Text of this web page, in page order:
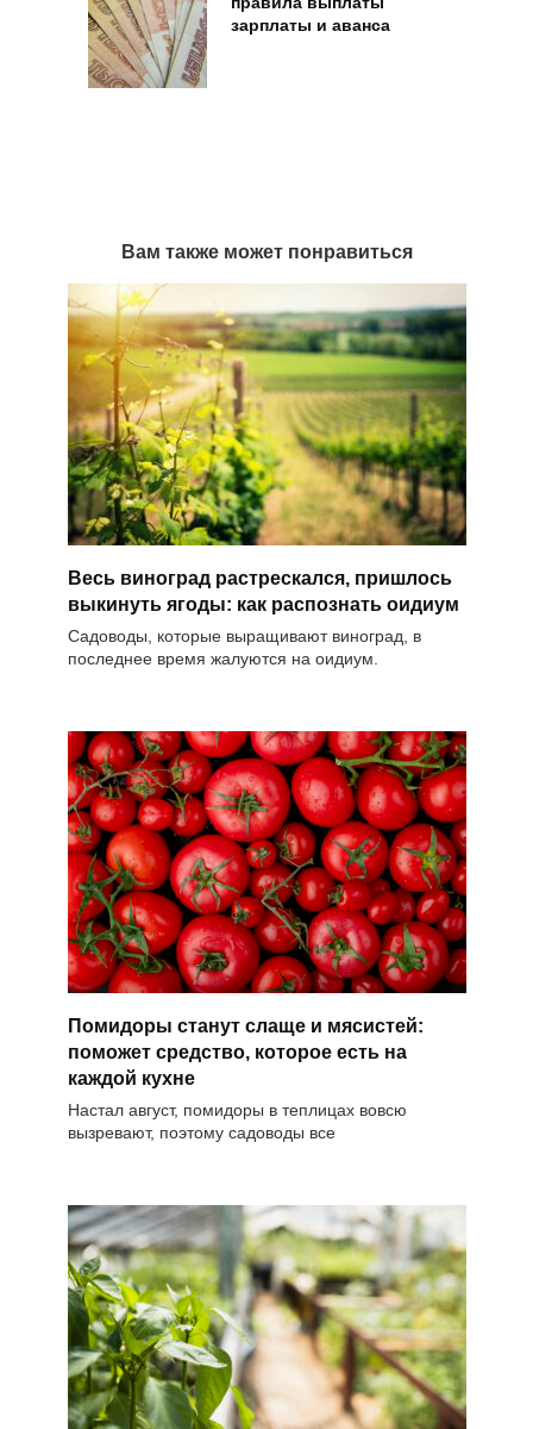
зарплаты и аванса
Вам также может понравиться
Весь виноград растрескался, пришлось
выкинуть ягоды: как распознать оидиум
Садоводы, которые выращивают виноград, в
последнее время жалуются на оидиум.
Помидоры станут слаще и мясистей:
поможет средство, которое есть на
каждой кухне
Настал август, помидоры в теплицах вовсю
вызревают, поэтому садоводы все